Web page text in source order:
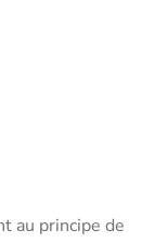
au principe de